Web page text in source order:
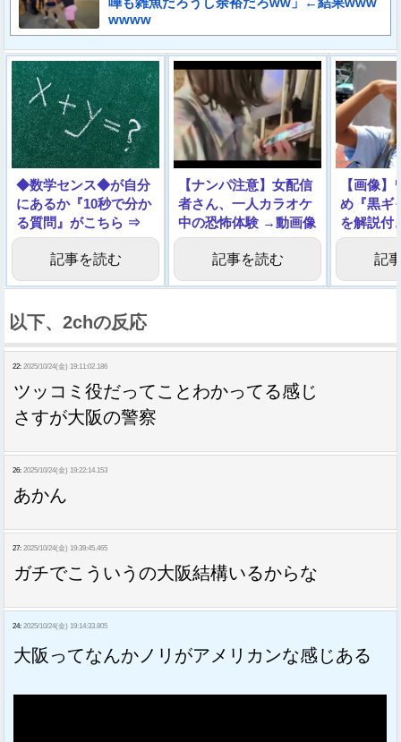
wwww
◆数学センス◆が自分
にあるか『10秒で分か
る質問』がこちら ⇒
記事を読む
【ナンパ注意】女配信
者さん、一人カラオケ
中の恐怖体験 →動画像
記事を読む
【画像
め『黒ギ
を解説付
いく
記
以下、2chの反応
22: 2025/10/24(金) 19:11:02.186
ツッコミ役だってことわかってる感じ
さすが大阪の警察
26: 2025/10/24(金) 19:22:14.153
あかん
27: 2025/10/24(金) 19:39:45.465
ガチでこういうの大阪結構いるからな
24: 2025/10/24(金) 19:14:33.805
大阪ってなんかノリがアメリカンな感じある